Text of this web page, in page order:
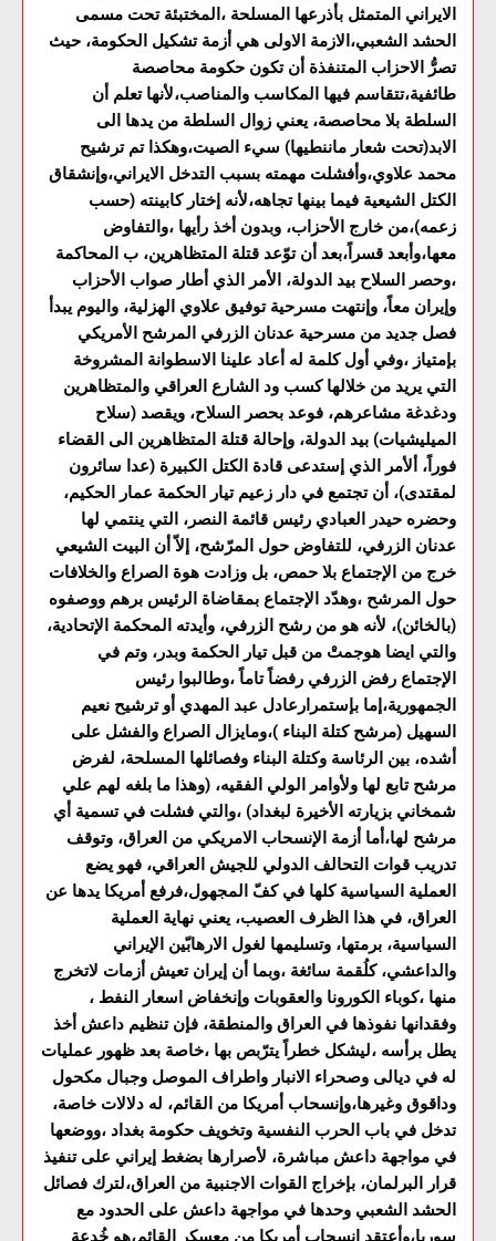
الايراني المتمثل بأذرعها المسلحة ،المختبئة تحت مسمى
الحشد الشعبي،الازمة الاولى هي أزمة تشكيل الحكومة، حيث
تصرُّ الاحزاب المتنفذة أن تكون حكومة محاصصة
طائفية،تتقاسم فيها المكاسب والمناصب،لأنها تعلم أن
السلطة بلا محاصصة، يعني زوال السلطة من يدها الى
الابد(تحت شعار ماننطيها) سيء الصيت،وهكذا تم ترشيح
محمد علاوي،وأفشلت مهمته بسبب التدخل الايراني،وإنشقاق
الكتل الشيعية فيما بينها تجاهه،لأنه إختار كابينته (حسب
زعمه)،من خارج الأحزاب، وبدون أخذ رأيها ،والتفاوض
معها،وأبعد قسراً،بعد أن توّعد قتلة المتظاهرين، ب المحاكمة
،وحصر السلاح بيد الدولة، الأمر الذي أطار صواب الأحزاب
وإيران معاً، وإنتهت مسرحية توفيق علاوي الهزلية، واليوم يبدأ
فصل جديد من مسرحية عدنان الزرفي المرشح الأمريكي
بإمتياز ،وفي أول كلمة له أعاد علينا الاسطوانة المشروخة
التي يريد من خلالها كسب ود الشارع العراقي والمتظاهرين
ودغدغة مشاعرهم، فوعد بحصر السلاح، ويقصد (سلاح
الميليشيات) بيد الدولة، وإحالة قتلة المتظاهرين الى القضاء
فوراً، ألأمر الذي إستدعى قادة الكتل الكبيرة (عدا سائرون
لمقتدى)، أن تجتمع في دار زعيم تيار الحكمة عمار الحكيم،
وحضره حيدر العبادي رئيس قائمة النصر، التي ينتمي لها
عدنان الزرفي، للتفاوض حول المرّشح، إلاّ أن البيت الشيعي
خرج من الإجتماع بلا حمص، بل وزادت هوة الصراع والخلافات
حول المرشح ،وهدّد الإجتماع بمقاضاة الرئيس برهم ووصفوه
(بالخائن)، لأنه هو من رشح الزرفي، وأيدته المحكمة الإتحادية،
والتي ايضا هوجمتْ من قبل تيار الحكمة وبدر، وتم في
الإجتماع رفض الزرفي رفضاً تاماً ،وطالبوا رئيس
الجمهورية،إما بإستمرارعادل عبد المهدي أو ترشيح نعيم
السهيل (مرشح كتلة البناء )،ومايزال الصراع والفشل على
أشده، بين الرئاسة وكتلة البناء وفصائلها المسلحة، لفرض
مرشح تابع لها ولأوامر الولي الفقيه، (وهذا ما بلغه لهم علي
شمخاني بزيارته الأخيرة لبغداد) ،والتي فشلت في تسمية أي
مرشح لها،أما أزمة الإنسحاب الامريكي من العراق، وتوقف
تدريب قوات التحالف الدولي للجيش العراقي، فهو يضع
العملية السياسية كلها في كفّ المجهول،فرفع أمريكا يدها عن
العراق، في هذا الظرف العصيب، يعني نهاية العملية
السياسية، برمتها، وتسليمها لغول الارهابّين الإيراني
والداعشي، كلُقمة سائغة ،وبما أن إيران تعيش أزمات لاتخرج
منها ،كوباء الكورونا والعقوبات وإنخفاض اسعار النفط ،
وفقدانها نفوذها في العراق والمنطقة، فإن تنظيم داعش أخذ
يطل برأسه ،ليشكل خطراً يترّبص بها ،خاصة بعد ظهور عمليات
له في ديالى وصحراء الانبار واطراف الموصل وجبال مكحول
وداقوق وغيرها،وإنسحاب أمريكا من القائم، له دلالات خاصة،
تدخل في باب الحرب النفسية وتخويف حكومة بغداد ،ووضعها
في مواجهة داعش مباشرة، لأصرارها بضغط إيراني على تنفيذ
قرار البرلمان، بإخراج القوات الاجنبية من العراق،لترك فصائل
الحشد الشعبي وحدها في مواجهة داعش على الحدود مع
سوريا،وأعتقد إنسحاب أمريكا من معسكر القائم،هو خُدعة